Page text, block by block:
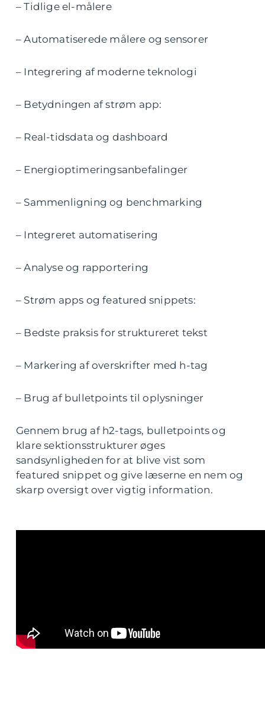
– Tidlige el-målere
– Automatiserede målere og sensorer
– Integrering af moderne teknologi
– Betydningen af strøm app:
– Real-tidsdata og dashboard
– Energioptimeringsanbefalinger
– Sammenligning og benchmarking
– Integreret automatisering
– Analyse og rapportering
– Strøm apps og featured snippets:
– Bedste praksis for struktureret tekst
– Markering af overskrifter med h-tag
– Brug af bulletpoints til oplysninger
Gennem brug af h2-tags, bulletpoints og
klare sektionsstrukturer øges
sandsynligheden for at blive vist som
featured snippet og give læserne en nem og
skarp oversigt over vigtig information.